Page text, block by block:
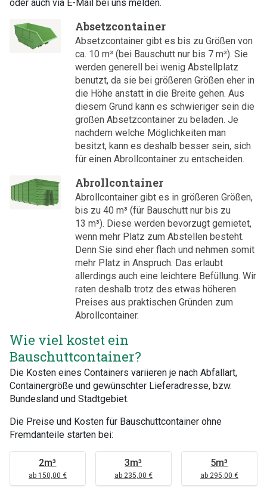
oder auch via E-Mail bei uns melden.
Absetzcontainer
Absetzcontainer gibt es bis zu Größen von
ca. 10 m³ (bei Bauschutt nur bis 7 m³). Sie
werden generell bei wenig Abstellplatz
benutzt, da sie bei größeren Größen eher in
die Höhe anstatt in die Breite gehen. Aus
diesem Grund kann es schwieriger sein die
großen Absetzcontainer zu beladen. Je
nachdem welche Möglichkeiten man
besitzt, kann es deshalb besser sein, sich
für einen Abrollcontainer zu entscheiden.
Abrollcontainer
Abrollcontainer gibt es in größeren Größen,
bis zu 40 m³ (für Bauschutt nur bis zu
13 m³). Diese werden bevorzugt gemietet,
wenn mehr Platz zum Abstellen besteht.
Denn Sie sind eher flach und nehmen somit
mehr Platz in Anspruch. Das erlaubt
allerdings auch eine leichtere Befüllung. Wir
raten deshalb trotz des etwas höheren
Preises aus praktischen Gründen zum
Abrollcontainer.
Wie viel kostet ein
Bauschuttcontainer?
Die Kosten eines Containers variieren je nach Abfallart,
Containergröße und gewünschter Lieferadresse, bzw.
Bundesland und Stadtgebiet.
Die Preise und Kosten für Bauschuttcontainer ohne
Fremdanteile starten bei:
2m³
ab 150,00 €
3m³
ab 235,00 €
5m³
ab 295,00 €